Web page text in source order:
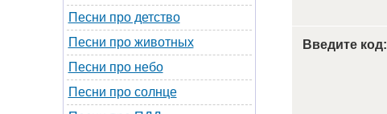
Песни про детство
Песни про животных
Песни про небо
Песни про солнце
Введите код: